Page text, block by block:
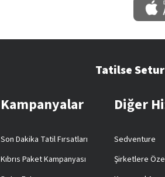
Tatilse Setur
Kampanyalar
Son Dakika Tatil Fırsatları
Kıbrıs Paket Kampanyası
Diğer
Sedventure
Şirketlere